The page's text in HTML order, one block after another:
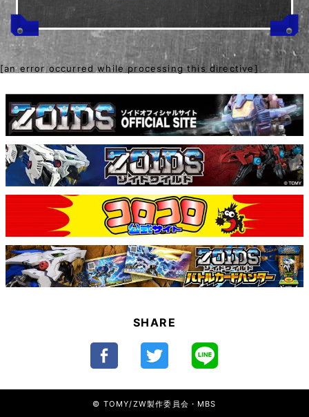
[an error occurred while processing this directive]
SHARE
© TOMY/ZW製作委員会・MBS